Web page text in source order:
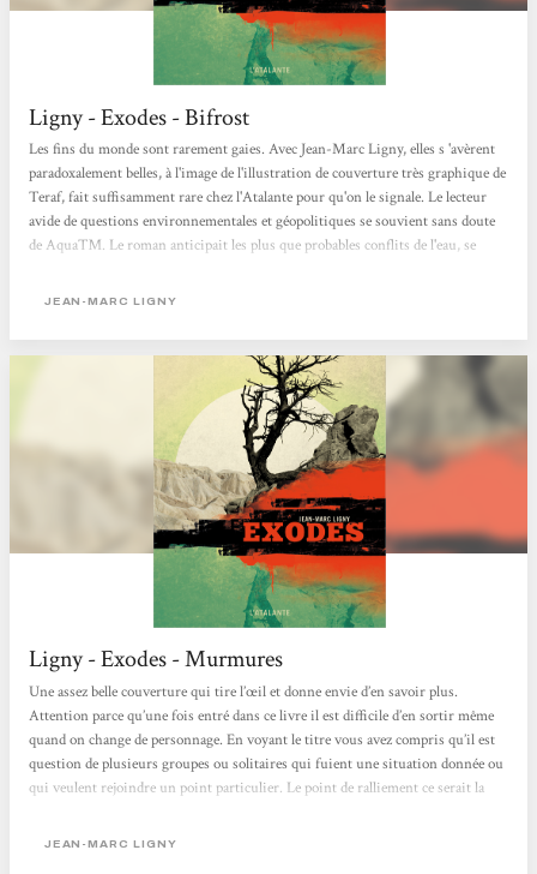
Ligny - Exodes - Bifrost
Les fins du monde sont rarement gaies. Avec Jean-Marc Ligny, elles s 'avèrent
paradoxalement belles, à l'image de l'illustration de couverture très graphique de
Teraf, fait suffisamment rare chez l'Atalante pour qu'on le signale. Le lecteur
avide de questions environnementales et géopolitiques se souvient sans doute
de Aqua™. Le roman anticipait les plus que probables conflits de l'eau, se
ultimes retranchements. Avec Exodes, l'auteur français nous projette en
projection dont on a pu découvrir...
JEAN-MARC LIGNY
Ligny - Exodes - Murmures
Une assez belle couverture qui tire l’œil et donne envie d’en savoir plus.
Attention parce qu’une fois entré dans ce livre il est difficile d’en sortir même
quand on change de personnage. En voyant le titre vous avez compris qu’il est
question de plusieurs groupes ou solitaires qui fuient une situation donnée ou
qui veulent rejoindre un point particulier. Le point de ralliement ce serait la
de Boutefeux, des jeunes qui détruisent tout. Ailleurs aussi la mer monte...
JEAN-MARC LIGNY